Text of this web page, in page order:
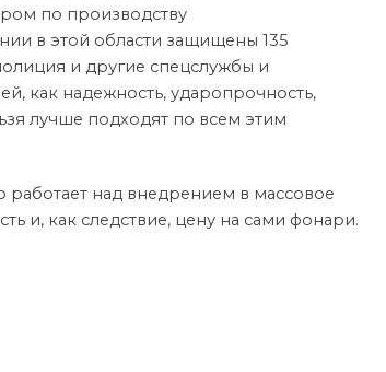
по производству
в этой области защищены 135
и другие спецслужбы и
как надежность, ударопрочность,
лучше подходят по всем этим
работает над внедрением в массовое
и, как следствие, цену на сами фонари.